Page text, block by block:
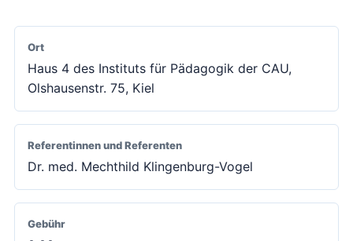
Ort
Haus 4 des Instituts für Pädagogik der CAU,
Olshausenstr. 75, Kiel
Referentinnen und Referenten
Dr. med. Mechthild Klingenburg-Vogel
Gebühr